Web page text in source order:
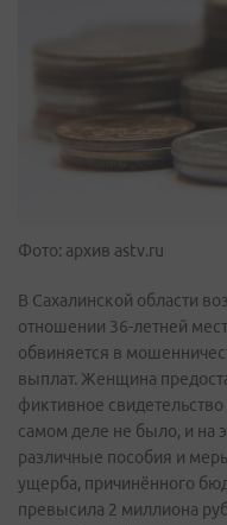
Фото: архив astv.ru
В Сахалинской области
отношении 36-летней
обвиняется в
выплат. Женщина
фиктивное
самом деле не было, и на
различные пособия и
ущерба, причинённого
превысила 2 миллиона